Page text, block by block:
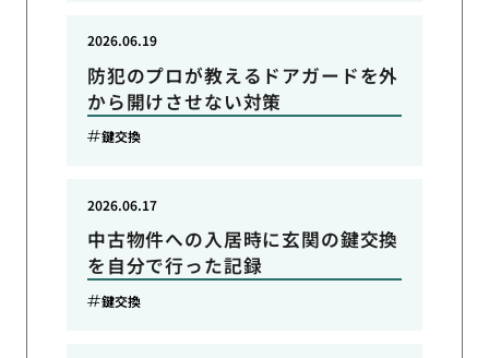
防犯のプロが教えるドアガードを外
から開けさせない対策
2026.06.19
鍵交換
中古物件への入居時に玄関の鍵交換
を自分で行った記録
2026.06.17
鍵交換